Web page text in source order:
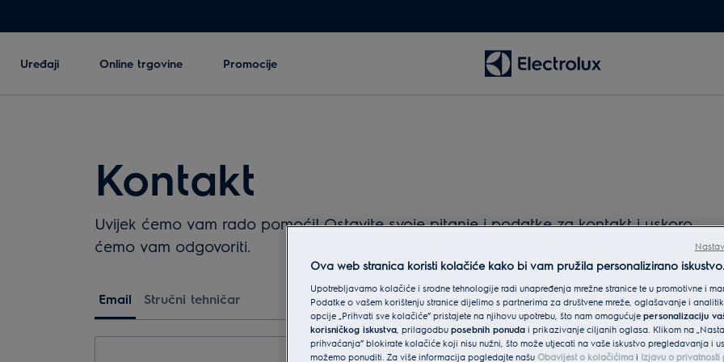
Uređaji Online trgovine Promocije
Kontakt
Uvijek ćemo vam rado pomoći! Ostavite svoje pitanje i podatke za kontakt i uskoro
ćemo vam odgovoriti.
Email Stručni tehničar
Ova web stranica koristi kolačiće kako bi vam pružila personalizirano iskustvo.
Upotrebljavamo kolačiće i srodne tehnologije radi unapređenja mrežne stranice te u promotivne i
Podatke o vašem korištenju stranice dijelimo s partnerima za društvene mreže, oglašavanje i
opcije „Prihvati sve kolačiće” pristajete na njihovu upotrebu, što nam omogućuje personalizaciju
korisničkog iskustva, prilagodbu posebnih ponuda i prikazivanje ciljanih oglasa. Klikom na
prihvaćanja” blokirate kolačiće koji nisu nužni, što može utjecati na vaše iskustvo pregledavanja i
možemo ponuditi. Za više informacija pogledajte našu Obavijest o kolačićima i Izjavu o privatnosti